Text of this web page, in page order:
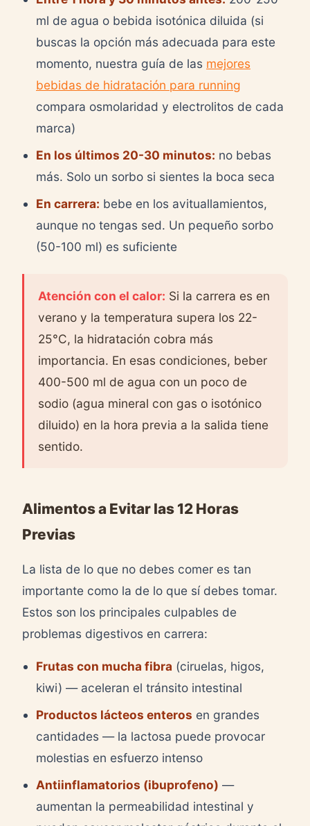
ml de agua o bebida isotónica diluida (si
buscas la opción más adecuada para este
momento, nuestra guía de las mejores
bebidas de hidratación para running
compara osmolaridad y electrolitos de cada
marca)
En los últimos 20-30 minutos: no bebas
más. Solo un sorbo si sientes la boca seca
En carrera: bebe en los avituallamientos,
aunque no tengas sed. Un pequeño sorbo
(50-100 ml) es suficiente
Atención con el calor: Si la carrera es en
verano y la temperatura supera los 22-
25°C, la hidratación cobra más
importancia. En esas condiciones, beber
400-500 ml de agua con un poco de
sodio (agua mineral con gas o isotónico
diluido) en la hora previa a la salida tiene
sentido.
Alimentos a Evitar las 12 Horas
Previas
La lista de lo que no debes comer es tan
importante como la de lo que sí debes tomar.
Estos son los principales culpables de
problemas digestivos en carrera:
Frutas con mucha fibra (ciruelas, higos,
kiwi) — aceleran el tránsito intestinal
Productos lácteos enteros en grandes
cantidades — la lactosa puede provocar
molestias en esfuerzo intenso
Antiinflamatorios (ibuprofeno) —
aumentan la permeabilidad intestinal y